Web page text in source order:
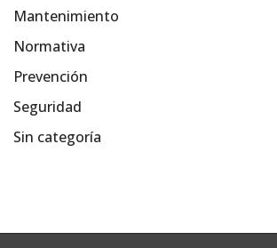
Mantenimiento
Normativa
Prevención
Seguridad
Sin categoría